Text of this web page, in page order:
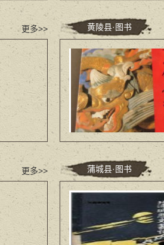
更多>> 黄陵县·图书
更多>> 蒲城县·图书